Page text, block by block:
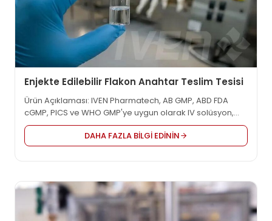
Enjekte Edilebilir Flakon Anahtar Teslim Tesisi
Ürün Açıklaması: IVEN Pharmatech, AB GMP, ABD FDA
cGMP, PICS ve WHO GMP'ye uygun olarak IV solüsyon,
aşı, onkoloji vb. gibi dünya çapındaki ilaç fabrikaları için
entegre mühendislik çözümü sağlayan anahtar teslimi
tesislerin öncü tedarikçisidir. En makul proje tasarımı,
DAHA FAZLA BILGI EDININ